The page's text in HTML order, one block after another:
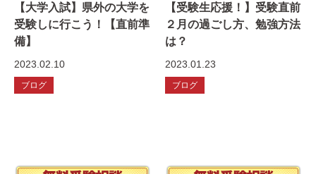
【大学入試】県外の大学を
受験しに行こう！【直前準
備】
2023.02.10
ブログ
【受験生応援！】受験直前
２月の過ごし方、勉強方法
は？
2023.01.23
ブログ